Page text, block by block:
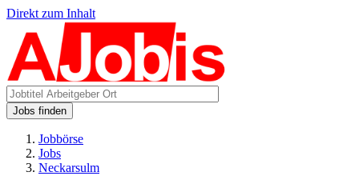
Direkt zum Inhalt
Jobs finden
Jobbörse
Jobs
Neckarsulm